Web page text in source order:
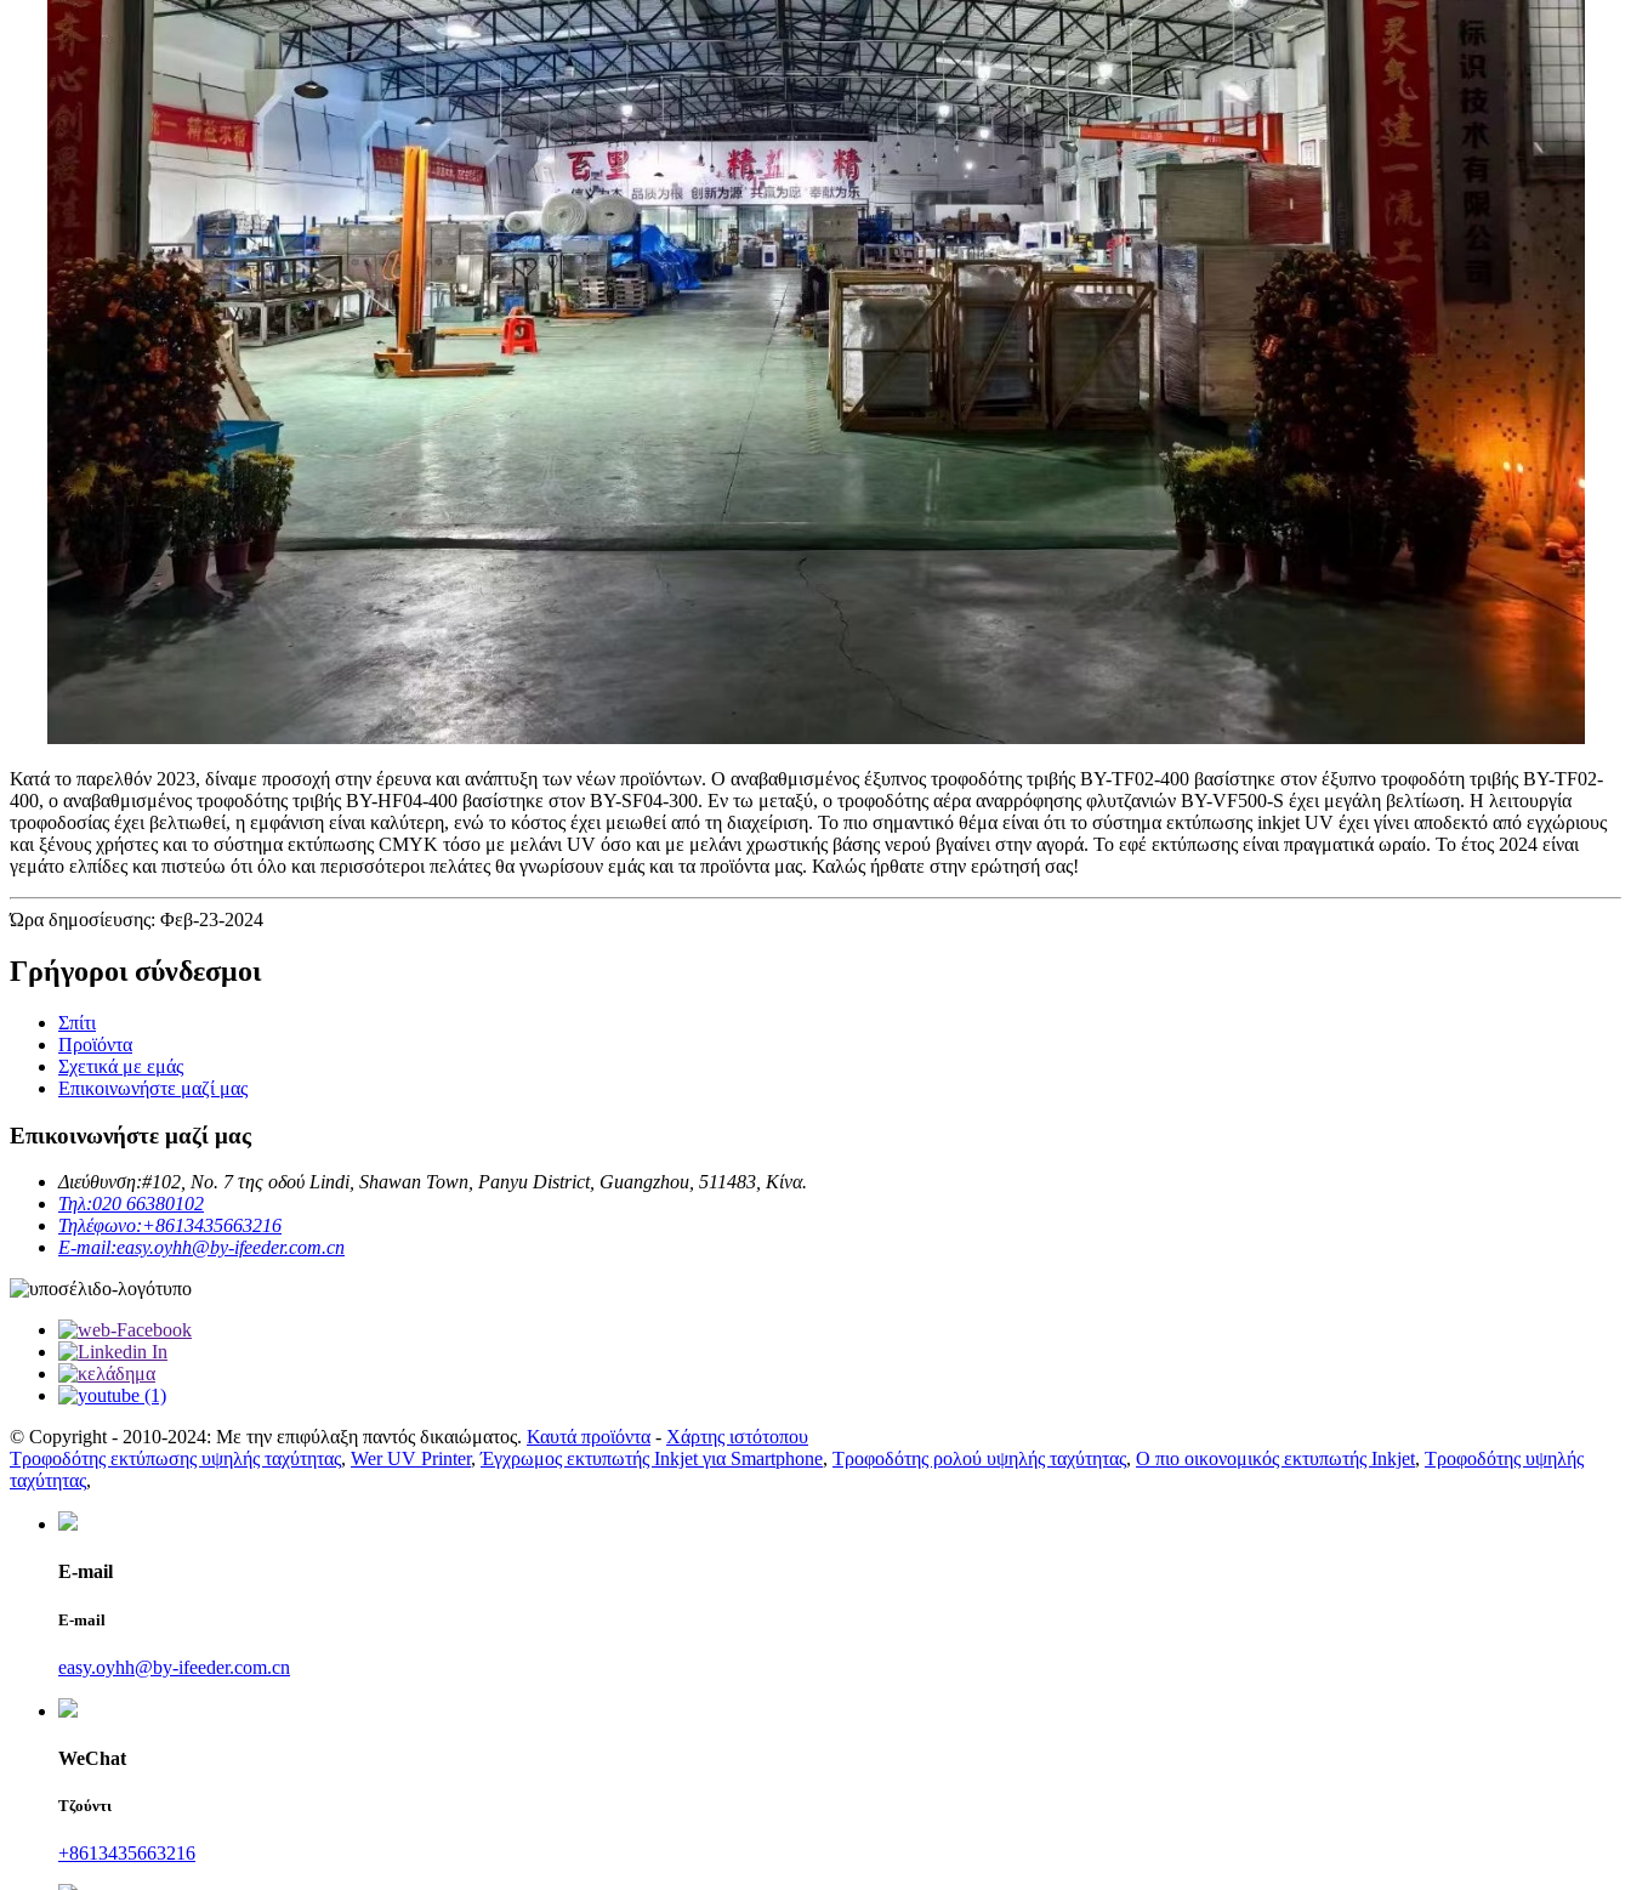
Κατά το παρελθόν 2023, δίναμε προσοχή στην έρευνα και ανάπτυξη των νέων προϊόντων. Ο αναβαθμισμένος έξυπνος τροφοδότης τριβής BY-TF02-400 βασίστηκε στον έξυπνο τροφοδότη τριβής BY-TF02-
400, ο αναβαθμισμένος τροφοδότης τριβής BY-HF04-400 βασίστηκε στον BY-SF04-300. Εν τω μεταξύ, ο τροφοδότης αέρα αναρρόφησης φλυτζανιών BY-VF500-S έχει μεγάλη βελτίωση. Η λειτουργία
τροφοδοσίας έχει βελτιωθεί, η εμφάνιση είναι καλύτερη, ενώ το κόστος έχει μειωθεί από τη διαχείριση. Το πιο σημαντικό θέμα είναι ότι το σύστημα εκτύπωσης inkjet UV έχει γίνει αποδεκτό από εγχώριους
και ξένους χρήστες και το σύστημα εκτύπωσης CMYK τόσο με μελάνι UV όσο και με μελάνι χρωστικής βάσης νερού βγαίνει στην αγορά. Το εφέ εκτύπωσης είναι πραγματικά ωραίο. Το έτος 2024 είναι
γεμάτο ελπίδες και πιστεύω ότι όλο και περισσότεροι πελάτες θα γνωρίσουν εμάς και τα προϊόντα μας. Καλώς ήρθατε στην ερώτησή σας!
Ώρα δημοσίευσης: Φεβ-23-2024
Γρήγοροι σύνδεσμοι
Σπίτι
Προϊόντα
Σχετικά με εμάς
Επικοινωνήστε μαζί μας
Επικοινωνήστε μαζί μας
Διεύθυνση:#102, Νο. 7 της οδού Lindi, Shawan Town, Panyu District, Guangzhou, 511483, Κίνα.
Τηλ:020 66380102
Τηλέφωνο:+8613435663216
E-mail:easy.oyhh@by-ifeeder.com.cn
© Copyright - 2010-2024: Με την επιφύλαξη παντός δικαιώματος. Καυτά προϊόντα - Χάρτης ιστότοπου
Τροφοδότης εκτύπωσης υψηλής ταχύτητας, Wer UV Printer,Έγχρωμος εκτυπωτής Inkjet για Smartphone, Τροφοδότης ρολού υψηλής ταχύτητας, Ο πιο οικονομικός εκτυπωτής Inkjet, Τροφοδότης υψηλής
ταχύτητας,
E-mail
E-mail
easy.oyhh@by-ifeeder.com.cn
WeChat
Τζούντι
+8613435663216